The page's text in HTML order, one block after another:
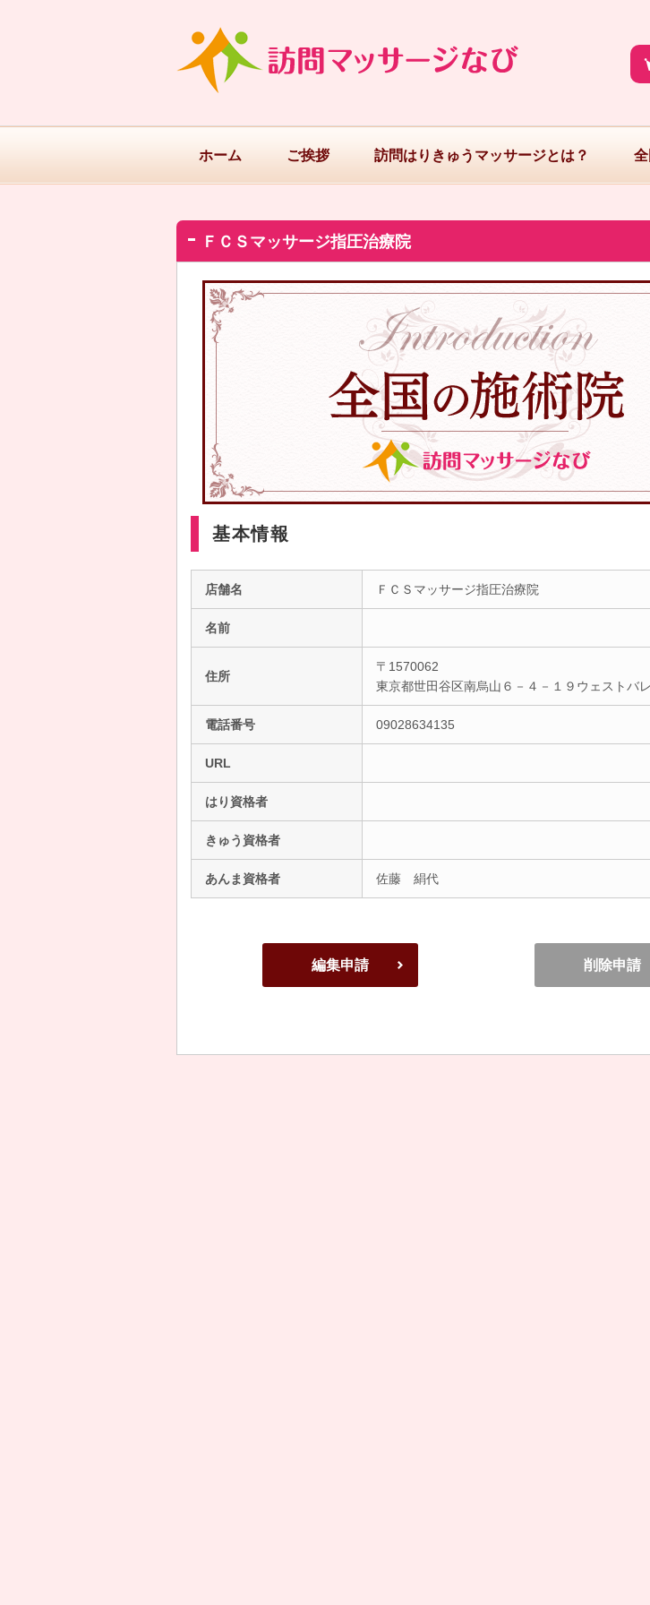
ホーム ご挨拶 訪問はりきゅうマッサージとは？
ＦＣＳマッサージ指圧治療院
基本情報
店舗名 ＦＣＳマッサージ指圧治療院
名前
住所
〒1570062
東京都世田谷区南烏山６－４－１９ウェスト
電話番号 09028634135
URL
はり資格者
きゅう資格者
あんま資格者 佐藤 絹代
編集申請 削除申請